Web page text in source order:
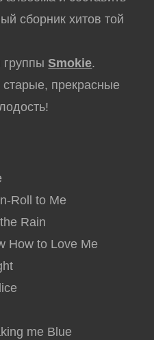
сборник хитов той
группыSmokie.
прекрасные
Roll to Me
Rain
How to Love Me
me Blue